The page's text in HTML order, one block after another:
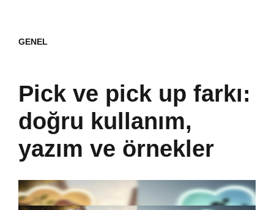
GENEL
Pick ve pick up farkı:
doğru kullanım,
yazım ve örnekler